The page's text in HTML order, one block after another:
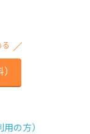
の方）